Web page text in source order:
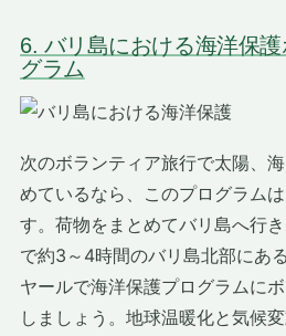
6. バリ島における海洋保
グラム
次のボランティア旅行で太陽、
めているなら、このプログラム
す。荷物をまとめてバリ島へ行
で約3～4時間のバリ島北部にあ
ヤールで海洋保護プログラムに
しましょう。地球温暖化と気候